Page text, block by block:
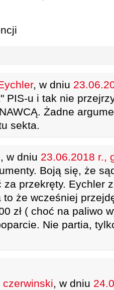
, w dniu
PIS-u i tak nie
Żadne
sekta.
, w dniu 23.06.2018 r.,
Boją się, że
przekręty. Eychler
to że wcześniej
zł ( choć na paliwo
Nie partia,
czerwinski, w dniu